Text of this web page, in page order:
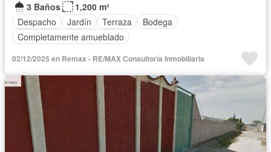
3 Baños
1,200 m²
Despacho
Jardín Terraza
Bodega
Completamente amueblado
02/12/2025 en Remax - RE/MAX Consultoría Inmobiliaria